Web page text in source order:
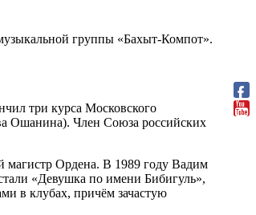
группы «Бахыт-Компот».
три курса Московского
Ошанина). Член Союза российских
магистр Ордена. В 1989 году Вадим
«Девушка по имени Бибигуль»,
в клубах, причём зачастую